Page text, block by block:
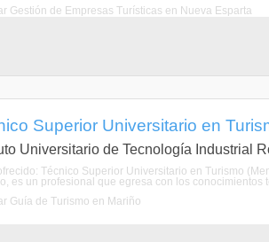
Gestión de Empresas Turísticas en Nueva Esparta
Superior Universitario en
Universitario de Tecnología Industrial
Técnico Superior Universitario en Turismo
es un profesional que egresa con los
Guía de Turismo en Mariño